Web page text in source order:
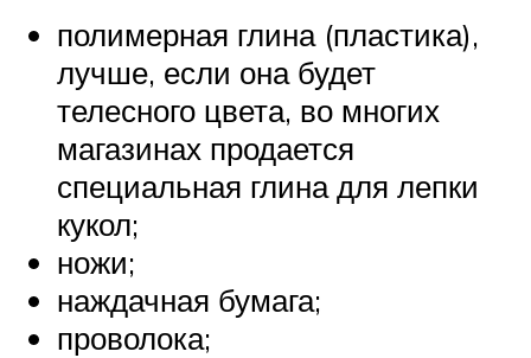
полимерная глина (пластика),
лучше, если она будет
телесного цвета, во многих
магазинах продается
специальная глина для лепки
кукол;
ножи;
наждачная бумага;
проволока;